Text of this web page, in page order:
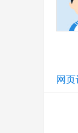
网